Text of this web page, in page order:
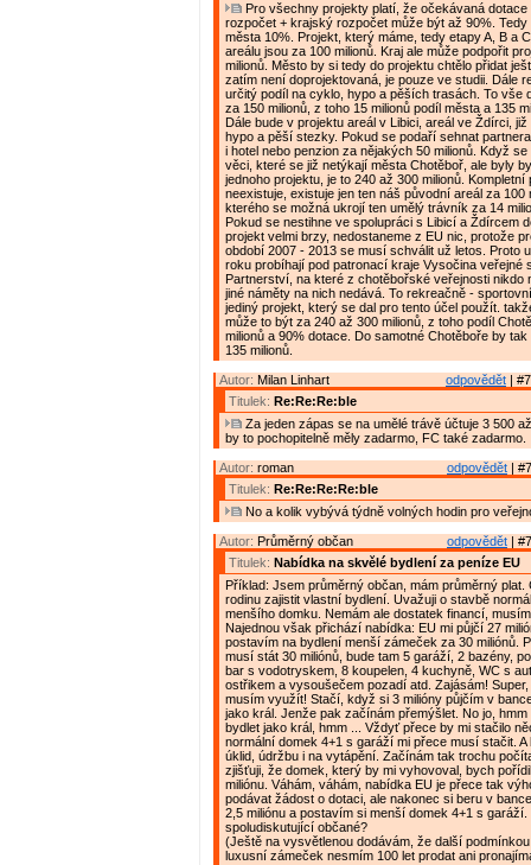
Pro všechny projekty platí, že očekávaná dotace
rozpočet + krajský rozpočet může být až 90%. Tedy
města 10%. Projekt, který máme, tedy etapy A, B a
areálu jsou za 100 milionů. Kraj ale může podpořit
milionů. Město by si tedy do projektu chtělo přidat
zatím není doprojektovaná, je pouze ve studii. Dále
určitý podíl na cyklo, hypo a pěších trasách. To vše
za 150 milionů, z toho 15 milionů podíl města a 135
Dále bude v projektu areál v Libici, areál ve Ždírci,
hypo a pěší stezky. Pokud se podaří sehnat
i hotel nebo penzion za nějakých 50 milionů. Když
věci, které se již netýkají města Chotěboř, ale byly
jednoho projektu, je to 240 až 300 milionů. Kompletní
neexistuje, existuje jen ten náš původní areál za 100
kterého se možná ukrojí ten umělý trávník za 14
Pokud se nestihne ve spolupráci s Libicí a Ždírcem
projekt velmi brzy, nedostaneme z EU nic, protože
období 2007 - 2013 se musí schválit už letos. Proto
roku probíhají pod patronací kraje Vysočina veřejné
Partnerství, na které z chotěbořské veřejnosti nikdo
jiné náměty na nich nedává. To rekreačně -
jediný projekt, který se dal pro tento účel použít.
může to být za 240 až 300 milionů, z toho podíl
milionů a 90% dotace. Do samotné Chotěboře by
135 milionů.
odpovědět |
Autor: Milan Linhart
Titulek: Re:Re:Re:ble
Za jeden zápas se na umělé trávě účtuje 3 500
by to pochopitelně měly zadarmo, FC také zadarmo.
odpovědět |
Autor: roman
Titulek: Re:Re:Re:Re:ble
No a kolik vybývá týdně volných hodin pro
odpovědět |
Autor: Průměrný občan
Titulek: Nabídka na skvělé bydlení za peníze EU
Příklad: Jsem průměrný občan, mám průměrný plat.
rodinu zajistit vlastní bydlení. Uvažuji o stavbě
menšího domku. Nemám ale dostatek financí,
Najednou však přichází nabídka: EU mi půjčí 27
postavím na bydlení menší zámeček za 30 miliónů.
musí stát 30 miliónů, bude tam 5 garáží, 2 bazény,
bar s vodotryskem, 8 koupelen, 4 kuchyně, WC s
ostřikem a vysoušečem pozadí atd. Zajásám!
musím využít! Stačí, když si 3 milióny půjčím v
jako král. Jenže pak začínám přemýšlet. No jo, hmm
bydlet jako král, hmm ... Vždyť přece by mi stačilo
normální domek 4+1 s garáží mi přece musí stačit. A
úklid, údržbu i na vytápění. Začínám tak trochu
zjišťuji, že domek, který by mi vyhovoval, bych
miliónu. Váhám, váhám, nabídka EU je přece tak
podávat žádost o dotaci, ale nakonec si beru v
2,5 miliónu a postavím si menší domek 4+1 s
spoludiskutující občané?
(Ještě na vysvětlenou dodávám, že další
luxusní zámeček nesmím 100 let prodat ani